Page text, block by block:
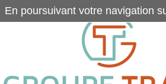
En poursuivant votre navigation